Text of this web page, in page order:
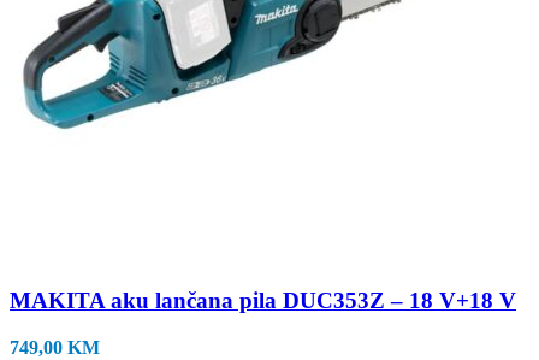
MAKITA aku lančana pila DUC353Z – 18 V+18 V
749,00 KM